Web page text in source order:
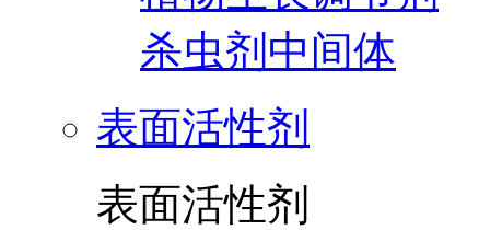
杀虫剂中间体
表面活性剂
表面活性剂